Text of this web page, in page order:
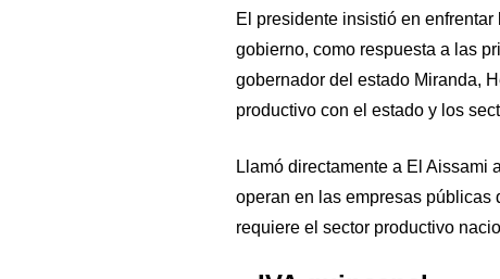
El presidente insistió en
gobierno, como respuesta a las
gobernador del estado Miranda,
productivo con el estado y los
Llamó directamente a El Aissami
operan en las empresas públicas
requiere el sector productivo